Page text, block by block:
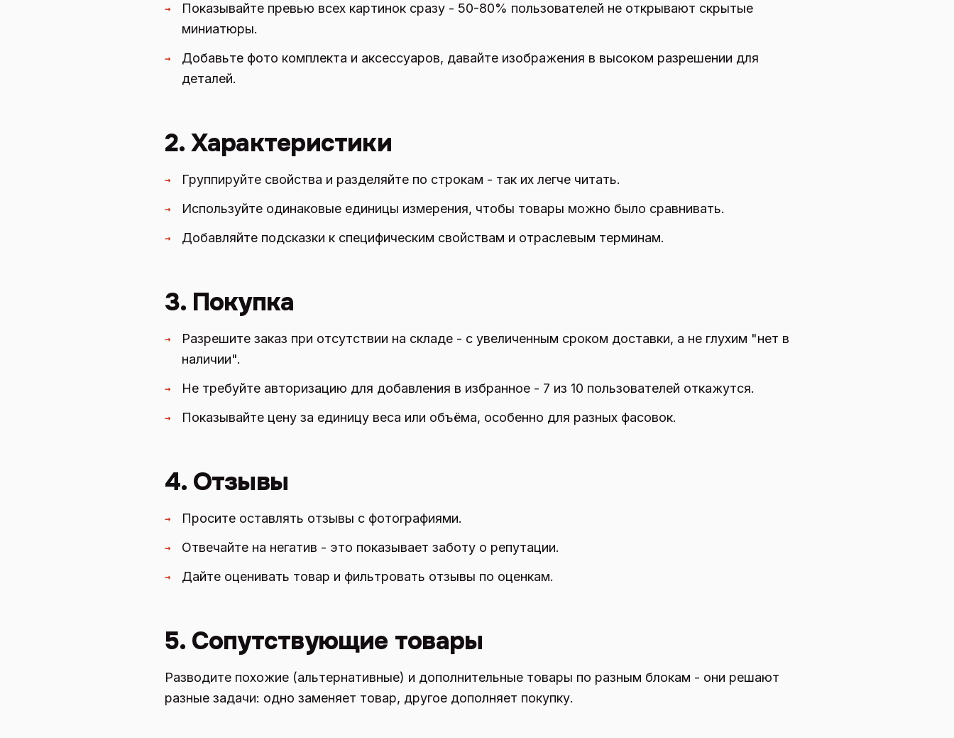
→
Показывайте превью всех картинок сразу - 50-80% пользователей не открывают скрытые
миниатюры.
→
Добавьте фото комплекта и аксессуаров, давайте изображения в высоком разрешении для
деталей.
2. Характеристики
→ Группируйте свойства и разделяйте по строкам - так их легче читать.
→ Используйте одинаковые единицы измерения, чтобы товары можно было сравнивать.
→ Добавляйте подсказки к специфическим свойствам и отраслевым терминам.
3. Покупка
→
Разрешите заказ при отсутствии на складе - с увеличенным сроком доставки, а не глухим "нет в
наличии".
→ Не требуйте авторизацию для добавления в избранное - 7 из 10 пользователей откажутся.
→ Показывайте цену за единицу веса или объёма, особенно для разных фасовок.
4. Отзывы
→ Просите оставлять отзывы с фотографиями.
→ Отвечайте на негатив - это показывает заботу о репутации.
→ Дайте оценивать товар и фильтровать отзывы по оценкам.
5. Сопутствующие товары
Разводите похожие (альтернативные) и дополнительные товары по разным блокам - они решают
разные задачи: одно заменяет товар, другое дополняет покупку.